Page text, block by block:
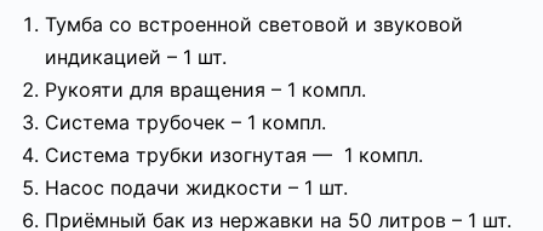
Тумба со встроенной световой и звуковой
индикацией – 1 шт.
Рукояти для вращения – 1 компл.
Система трубочек – 1 компл.
Система трубки изогнутая — 1 компл.
Насос подачи жидкости – 1 шт.
Приёмный бак из нержавки на 50 литров – 1 шт.